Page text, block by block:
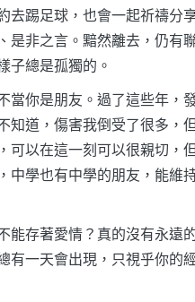
踢足球，也會一起祈禱分
非之言。黯然離去，仍有
子總是孤獨的。
當你是朋友。過了這些年，
知道，傷害我倒受了很多，
可以在這一刻可以很親切，
學也有中學的朋友，能維
存著愛情？真的沒有永遠
一天會出現，只視乎你的